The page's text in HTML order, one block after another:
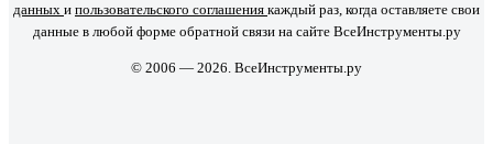
данных и пользовательского соглашения каждый раз, когда оставляете свои
данные в любой форме обратной связи на сайте ВсеИнструменты.ру
© 2006 — 2026. ВсеИнструменты.ру